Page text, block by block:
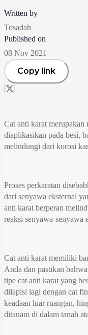
Written by
Tosadah
Published on
08 Nov 2021
Copy link
Cat anti karat merupakan
diaplikasikan pada besi,
melindungi dari korosi
Proses perkaratan
dari senyawa eksternal
anti karat berperan
reaksi senyawa-senyawa
Cat anti karat memiliki
Anda dan pastikan
tipe cat anti karat yang
dilapisi lagi dengan cat
keadaan luar ruangan,
ditanam di dalam tanah